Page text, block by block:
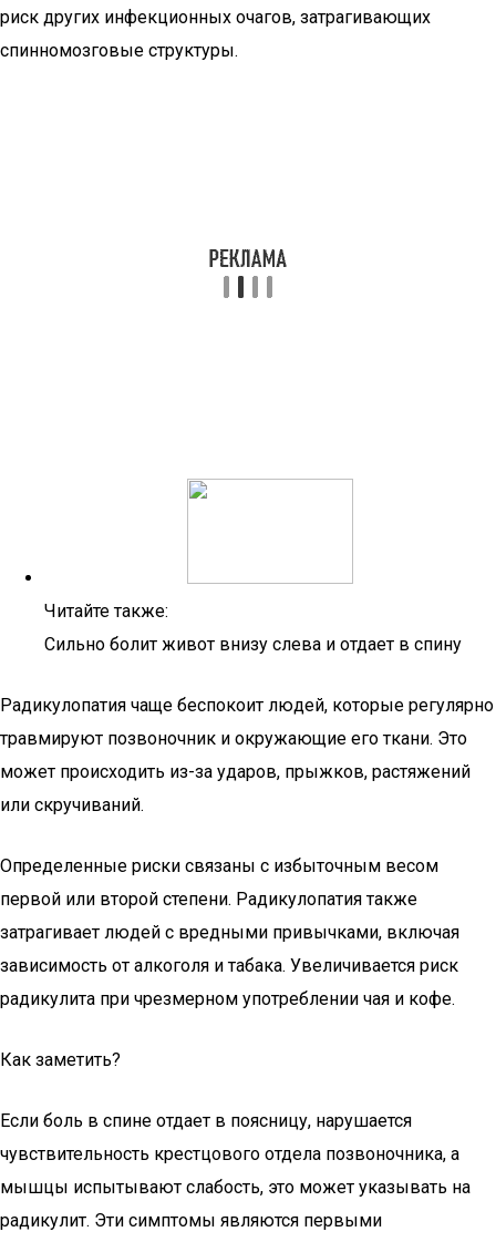
риск других инфекционных очагов, затрагивающих
спинномозговые структуры.
Читайте также:
Сильно болит живот внизу слева и отдает в спину
Радикулопатия чаще беспокоит людей, которые регулярно
травмируют позвоночник и окружающие его ткани. Это
может происходить из-за ударов, прыжков, растяжений
или скручиваний.
Определенные риски связаны с избыточным весом
первой или второй степени. Радикулопатия также
затрагивает людей с вредными привычками, включая
зависимость от алкоголя и табака. Увеличивается риск
радикулита при чрезмерном употреблении чая и кофе.
Как заметить?
Если боль в спине отдает в поясницу, нарушается
чувствительность крестцового отдела позвоночника, а
мышцы испытывают слабость, это может указывать на
радикулит. Эти симптомы являются первыми